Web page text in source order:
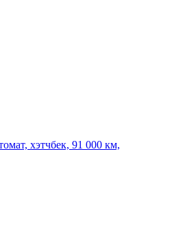
хэтчбек, 91 000 км,